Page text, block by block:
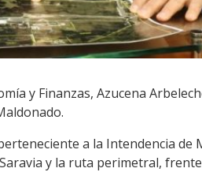
y Finanzas, Azucena
a la Intendencia de
y la ruta perimetral,